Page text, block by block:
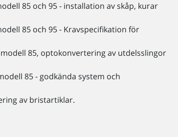
85 och 95 - installation av skåp, kurar
85 och 95 - Kravspecifikation för
modell 85, optokonvertering av utdelsslingor
85 - godkända system och
av bristartiklar.